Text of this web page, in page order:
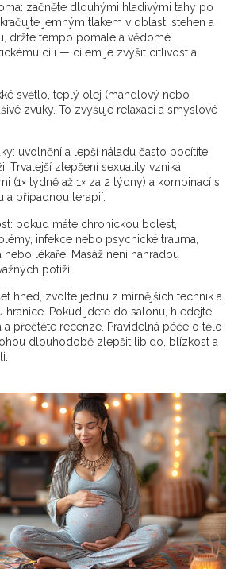
začněte dlouhými hladivými tahy po
jemným tlakem v oblasti stehen a
držte tempo pomalé a vědomé.
cíli — cílem je zvýšit citlivost a
světlo, teplý olej (mandlový nebo
zvuky. To zvyšuje relaxaci a smyslové
uvolnění a lepší náladu často pocítíte
Trvalejší zlepšení sexuality vzniká
(1× týdně až 1× za 2 týdny) a kombinací s
a případnou terapií.
pokud máte chronickou bolest,
infekce nebo psychické trauma,
lékaře. Masáž není náhradou
potíží.
hned, zvolte jednu z mírnějších technik a
Pokud jdete do salonu, hledejte
a přečtěte recenze. Pravidelná péče o tělo
dlouhodobě zlepšit libido, blízkost a